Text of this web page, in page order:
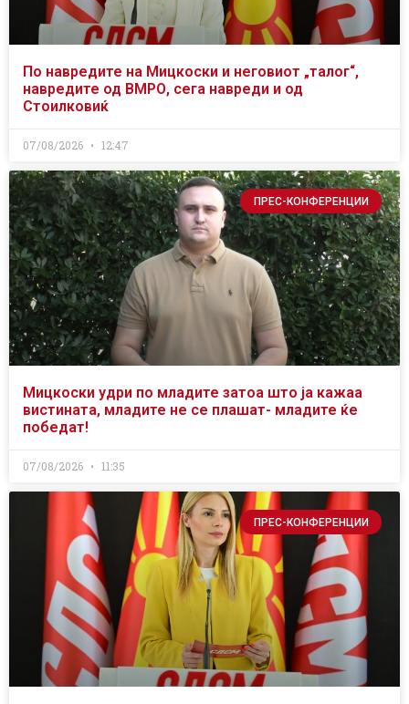
По навредите на Мицкоски и неговиот „талог“,
навредите од ВМРО, сега навреди и од
Стоилковиќ
07/08/2026 12:47
ПРЕС-КОНФЕРЕНЦИИ
Мицкоски удри по младите затоа што ја кажаа
вистината, младите не се плашат- младите ќе
победат!
07/08/2026 11:35
ПРЕС-КОНФЕРЕНЦИИ